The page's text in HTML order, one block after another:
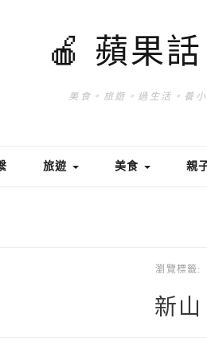
🍎 蘋果
美食。旅遊。過生活。養
旅遊 美食 親
瀏覽標籤:
新山